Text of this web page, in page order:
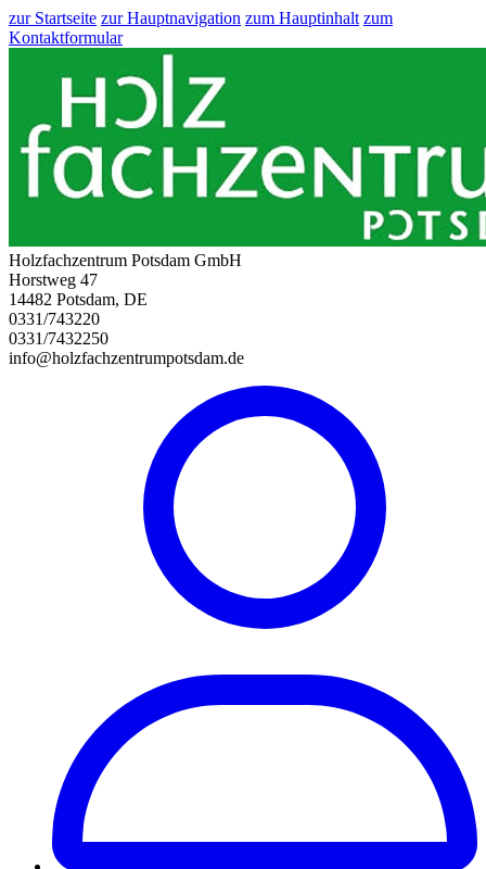
zur Startseite zur Hauptnavigation zum Hauptinhalt zum
Kontaktformular
Holzfachzentrum Potsdam GmbH
Horstweg 47
14482 Potsdam, DE
0331/743220
0331/7432250
info@holzfachzentrumpotsdam.de